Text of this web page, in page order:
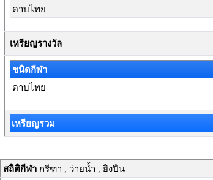
ดาบไทย
เหรียญรางวัล
ชนิดกีฬา
ดาบไทย
เหรียญรวม
สถิติกีฬากรีฑา , ว่ายน้ำ , ยิงปืน